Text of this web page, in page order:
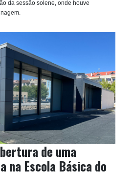
da sessão solene, onde houve
de uma
na Escola Básica do